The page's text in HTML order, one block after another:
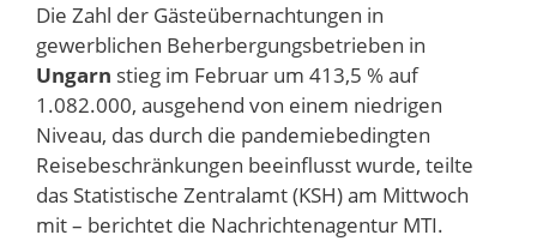
Die Zahl der Gästeübernachtungen in
gewerblichen Beherbergungsbetrieben in
Ungarn stieg im Februar um 413,5 % auf
1.082.000, ausgehend von einem niedrigen
Niveau, das durch die pandemiebedingten
Reisebeschränkungen beeinflusst wurde, teilte
das Statistische Zentralamt (KSH) am Mittwoch
mit – berichtet die Nachrichtenagentur MTI.